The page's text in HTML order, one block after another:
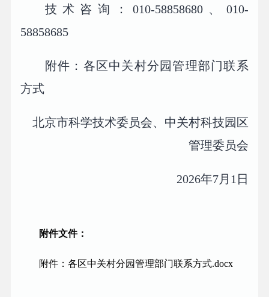
技术咨询：010-58858680、010-
58858685
附件：各区中关村分园管理部门联系
方式
北京市科学技术委员会、中关村科技园区
管理委员会
2026年7月1日
附件文件：
附件：各区中关村分园管理部门联系方式.docx